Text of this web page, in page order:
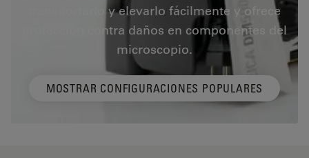
transportarlo y elevarlo fácilmente y ofrece
protección contra daños en componentes del
microscopio.
MOSTRAR CONFIGURACIONES POPULARES